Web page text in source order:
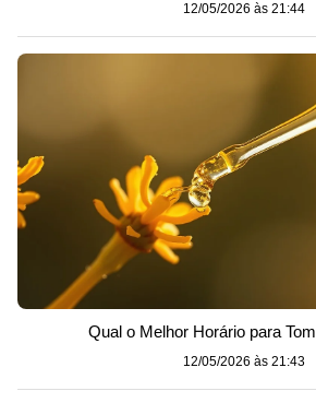
12/05/2026 às 21:44
Qual o Melhor Horário para
12/05/2026 às 21:43